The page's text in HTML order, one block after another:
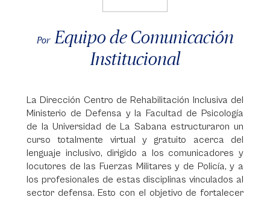
Por Equipo de Comunicación
Institucional
La Dirección Centro de Rehabilitación Inclusiva del
Ministerio de Defensa y la Facultad de Psicología
de la Universidad de La Sabana estructuraron un
curso totalmente virtual y gratuito acerca del
lenguaje inclusivo, dirigido a los comunicadores y
locutores de las Fuerzas Militares y de Policía, y a
los profesionales de estas disciplinas vinculados al
sector defensa. Esto con el objetivo de fortalecer